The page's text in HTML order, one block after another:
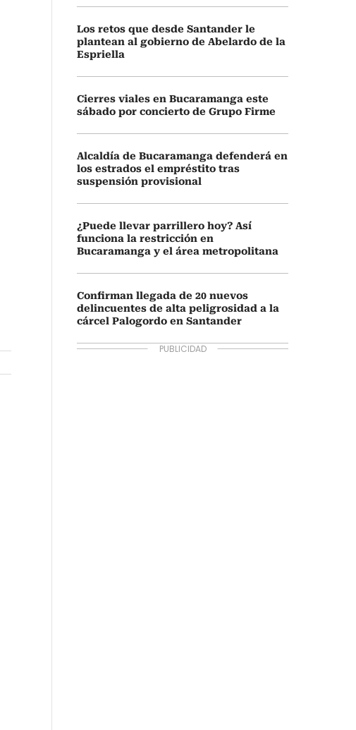
Los retos que desde Santander le
plantean al gobierno de Abelardo de la
Espriella
Cierres viales en Bucaramanga este
sábado por concierto de Grupo Firme
Alcaldía de Bucaramanga defenderá en
los estrados el empréstito tras
suspensión provisional
¿Puede llevar parrillero hoy? Así
funciona la restricción en
Bucaramanga y el área metropolitana
Confirman llegada de 20 nuevos
delincuentes de alta peligrosidad a la
cárcel Palogordo en Santander